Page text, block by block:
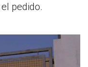
pedido.